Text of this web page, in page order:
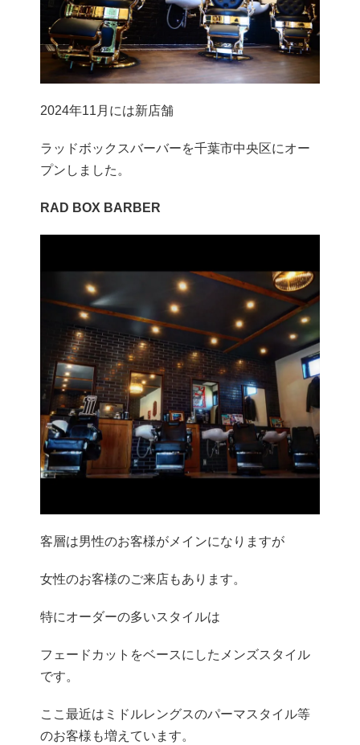
2024年11月には新店舗
ラッドボックスバーバーを千葉市中央区にオー
プンしました。
RAD BOX BARBER
客層は男性のお客様がメインになりますが
女性のお客様のご来店もあります。
特にオーダーの多いスタイルは
フェードカットをベースにしたメンズスタイル
です。
ここ最近はミドルレングスのパーマスタイル等
のお客様も増えています。